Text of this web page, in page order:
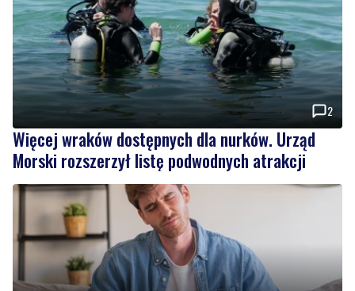
2
Więcej wraków dostępnych dla nurków. Urząd
Morski rozszerzył listę podwodnych atrakcji